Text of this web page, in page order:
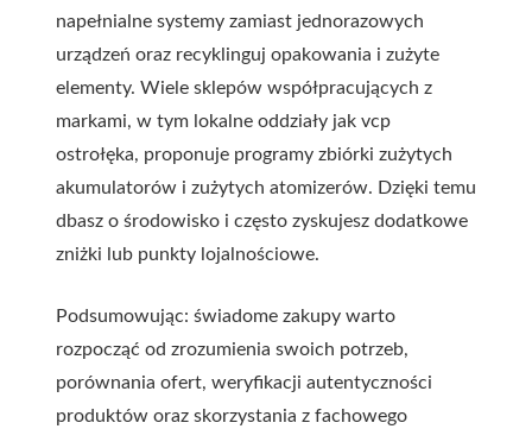
napełnialne systemy zamiast jednorazowych
urządzeń oraz recyklinguj opakowania i zużyte
elementy. Wiele sklepów współpracujących z
markami, w tym lokalne oddziały jak vcp
ostrołęka, proponuje programy zbiórki zużytych
akumulatorów i zużytych atomizerów. Dzięki temu
dbasz o środowisko i często zyskujesz dodatkowe
zniżki lub punkty lojalnościowe.
Podsumowując: świadome zakupy warto
rozpocząć od zrozumienia swoich potrzeb,
porównania ofert, weryfikacji autentyczności
produktów oraz skorzystania z fachowego